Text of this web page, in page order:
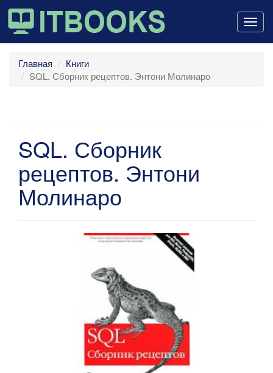
Главная
Книги
SQL. Сборник рецептов. Энтони Молинаро
SQL. Сборник
рецептов. Энтони
Молинаро